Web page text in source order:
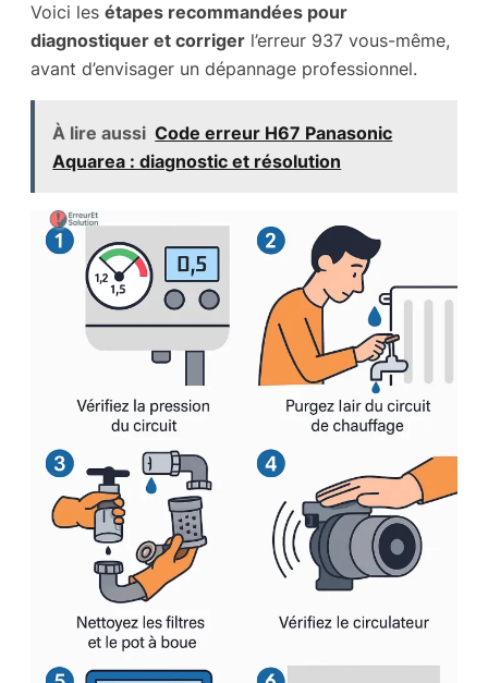
Voici les étapes recommandées pour
diagnostiquer et corriger l’erreur 937 vous-même,
avant d’envisager un dépannage professionnel.
À lire aussi Code erreur H67 Panasonic
Aquarea : diagnostic et résolution